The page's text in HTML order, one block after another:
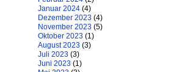
Januar 2024 (4)
Dezember 2023 (4)
November 2023 (5)
Oktober 2023 (1)
August 2023 (3)
Juli 2023 (3)
Juni 2023 (1)